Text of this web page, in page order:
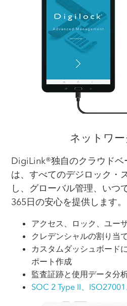
ネットワー
DigiLink®独自のクラウドベ
は、すべてのデジロック・
し、グローバル管理、いつ
365日の安心を提供します。
アクセス、ロック、ユー
クレデンシャルの割り当
カスタムダッシュボード
ポート作成
監査証跡と使用データ分
SOC 2 Type II、